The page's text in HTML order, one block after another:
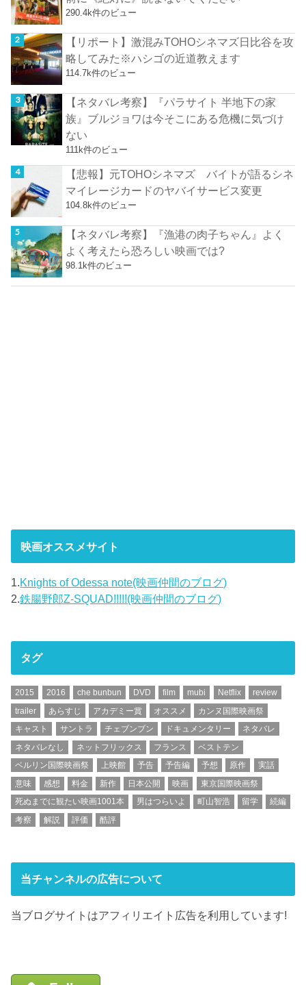
290.4k件のビュー
【リポート】激混みTOHOシネマズ日比谷を攻
略してみた※ハシゴの近道教えます
114.7k件のビュー
【ネタバレ考察】『パラサイト 半地下の家
族』ブルジョワは今そこにある危機に気づけ
ない
111k件のビュー
【悲報】元TOHOシネマズ バイトが語るシネ
マイレージカードのヤバイサービス変更
104.8k件のビュー
【ネタバレ考察】『漁港の肉子ちゃん』よく
よく考えたら恐ろしい映画では?
98.1k件のビュー
映画オススメサイト
1.Knights of Odessa note(映画仲間のブログ)
2.鉄腸野郎Z-SQUAD!!!!!(映画仲間のブログ)
タグ
2015 2016 che bunbun DVD film mubi Netflix
review
trailer
あらすじ アカデミー賞 オススメ
カンヌ国際映画祭
キャスト
サントラ チェブンブン ドキュメンタリー
ネタバレ
ネタバレなし
ネットフリックス フランス
ベストテン
ベルリン国際映画祭
上映館 予告 予告編 予想 原作
実話
意味
感想 料金 新作 日本公開 映画
東京国際映画祭
死ぬまでに観たい映画1001本
男はつらいよ 町山智浩 留学
続編
考察
解説 評価 酷評
当チャンネルの広告について
当ブログサイトはアフィリエイト広告を利用しています!